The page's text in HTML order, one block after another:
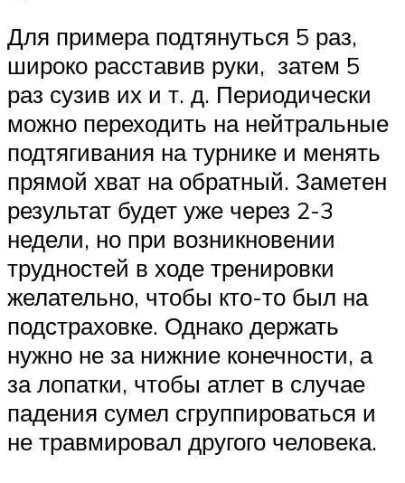
Для примера подтянуться 5 раз,
широко расставив руки, затем 5
раз сузив их и т. д. Периодически
можно переходить на нейтральные
подтягивания на турнике и менять
прямой хват на обратный. Заметен
результат будет уже через 2-3
недели, но при возникновении
трудностей в ходе тренировки
желательно, чтобы кто-то был на
подстраховке. Однако держать
нужно не за нижние конечности, а
за лопатки, чтобы атлет в случае
падения сумел сгруппироваться и
не травмировал другого человека.